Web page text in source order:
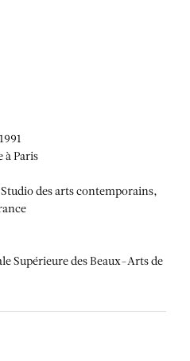
à Paris
des arts contemporains,
Supérieure des Beaux-Arts de